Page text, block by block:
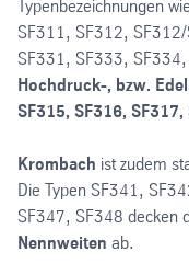
Typenbezeichnungen
SF311, SF312,
SF331, SF333,
Hochdruck-, bzw.
SF315, SF316, SF317,
Krombach ist zudem
Die Typen SF341,
SF347, SF348 decken
Nennweiten ab.